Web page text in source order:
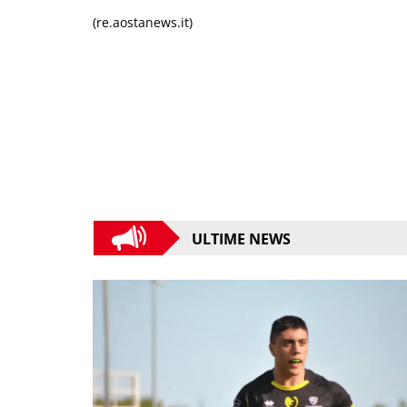
(re.aostanews.it)
ULTIME NEWS